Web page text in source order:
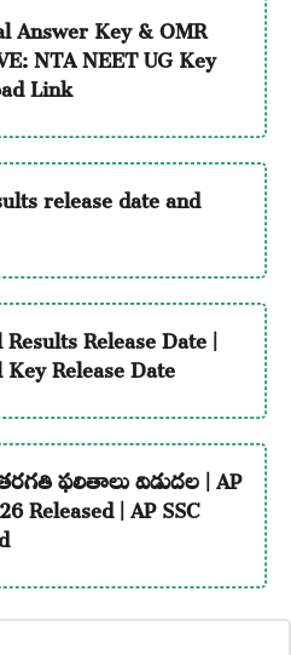
Answer Key & OMR
NTA NEET UG Key
Link
release date and
Release Date |
Release Date
ఫలితాలు విడుదల | AP
Released | AP SSC